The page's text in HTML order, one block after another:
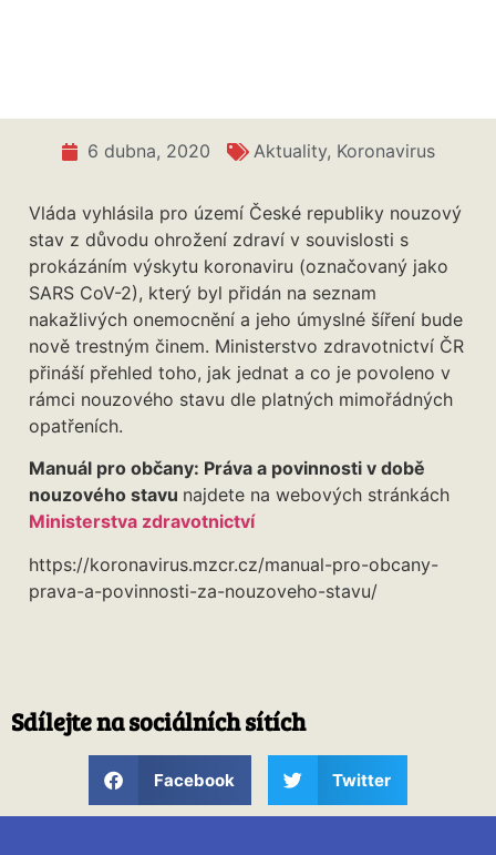
6 dubna, 2020 Aktuality, Koronavirus
Vláda vyhlásila pro území České republiky nouzový
stav z důvodu ohrožení zdraví v souvislosti s
prokázáním výskytu koronaviru (označovaný jako
SARS CoV-2), který byl přidán na seznam
nakažlivých onemocnění a jeho úmyslné šíření bude
nově trestným činem. Ministerstvo zdravotnictví ČR
přináší přehled toho, jak jednat a co je povoleno v
rámci nouzového stavu dle platných mimořádných
opatřeních.
Manuál pro občany: Práva a povinnosti v době
nouzového stavu najdete na webových stránkách
Ministerstva zdravotnictví
https://koronavirus.mzcr.cz/manual-pro-obcany-
prava-a-povinnosti-za-nouzoveho-stavu/
Sdílejte na sociálních sítích
Facebook Twitter